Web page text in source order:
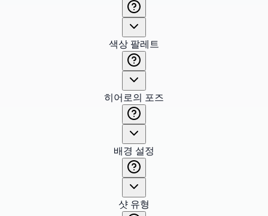
색상 팔레트
히어로의 포즈
배경 설정
샷 유형